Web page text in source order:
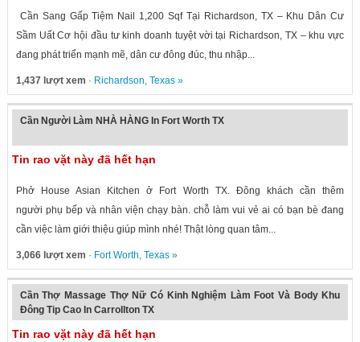
Cần Sang Gấp Tiệm Nail 1,200 Sqf Tại Richardson, TX – Khu Dân Cư
Sầm Uất Cơ hội đầu tư kinh doanh tuyệt vời tại Richardson, TX – khu vực
đang phát triển mạnh mẽ, dân cư đông đúc, thu nhập...
1,437 lượt xem · Richardson, Texas»
Cần Người Làm NHÀ HÀNG In Fort Worth TX
Tin rao vặt này đã hết hạn
Phở House Asian Kitchen ở Fort Worth TX. Đông khách cần thêm
người phụ bếp và nhân viện chạy bàn. chỗ làm vui vẻ ai có bạn bè đang
cần việc làm giới thiệu giúp mình nhé! Thật lòng quan tâm...
3,066 lượt xem · Fort Worth, Texas»
Cần Thợ Massage Thợ Nữ Có Kinh Nghiệm Làm Foot Và Body Khu
Đông Tip Cao In Carrollton TX
Tin rao vặt này đã hết hạn